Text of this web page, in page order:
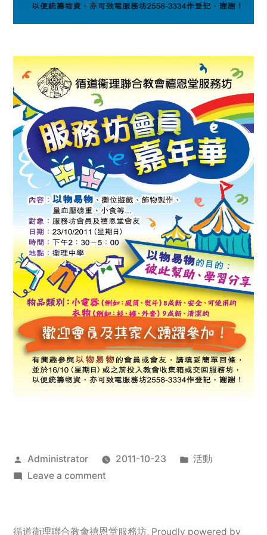
Posted
by
Administrator 2011-10-23
Posted
活動
Leave a commenton
服
循道衛理聯合教會禧恩堂服務坊, Proudly powered by